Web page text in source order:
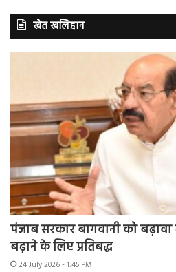
खेत खलिहान
पंजाब सरकार बागवानी को
बढ़ाने के लिए प्रतिबद्ध
24 July 2026 - 1:45 PM